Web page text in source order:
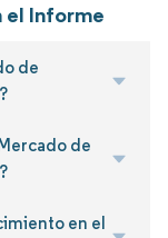
el Informe
de
de
en el